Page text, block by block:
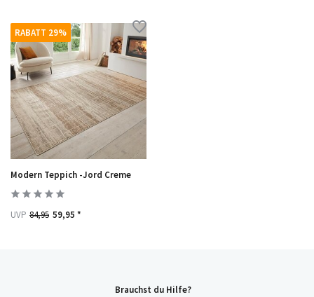
RABATT 29%
Modern Teppich -Jord Creme
UVP 84,95 59,95 *
Brauchst du Hilfe?